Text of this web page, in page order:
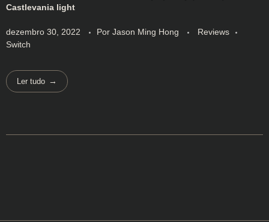
Castlevania light
dezembro 30, 2022 Por Jason Ming Hong
Reviews
Switch
Ler tudo